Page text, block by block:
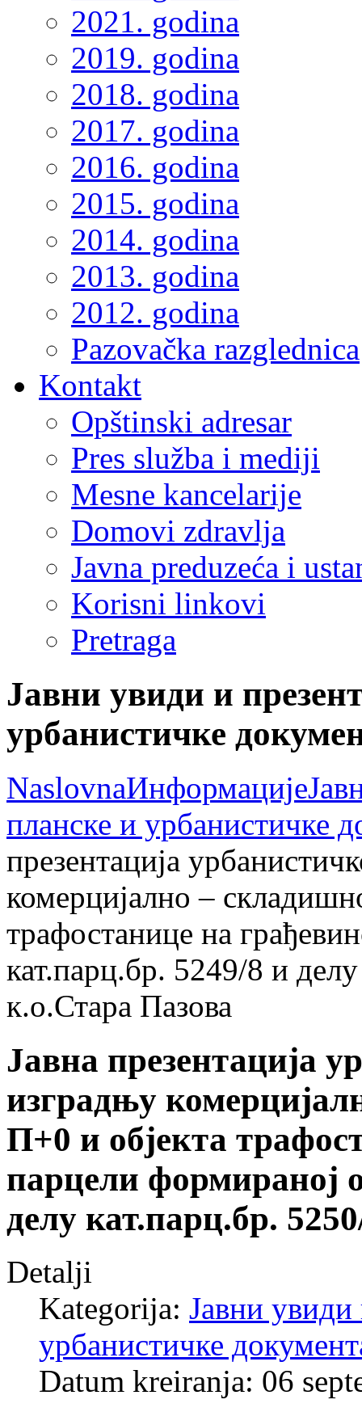
2021. godina
2019. godina
2018. godina
2017. godina
2016. godina
2015. godina
2014. godina
2013. godina
2012. godina
Pazovačka razglednica
Kontakt
Opštinski adresar
Pres služba i mediji
Mesne kancelarije
Domovi zdravlja
Javna preduzeća i
Korisni linkovi
Pretraga
Јавни увиди и
урбанистичке
NaslovnaИнформације
планске и урбанистичке
презентација
комерцијално –
трафостанице на
кат.парц.бр. 5249/8 и
к.о.Стара Пазова
Јавна презентација
изградњу
П+0 и објекта
парцели формираној
делу кат.парц.бр.
Detalji
Kategorija: Јавни увиди
урбанистичке
Datum kreiranja: 06